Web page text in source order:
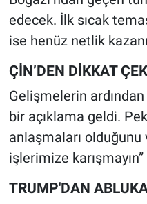
edecek. İlk sıcak
ise henüz netlik
ÇİN’DEN DİKKAT
Gelişmelerin
bir açıklama geldi.
anlaşmaları olduğunu
işlerimize
TRUMP'DAN